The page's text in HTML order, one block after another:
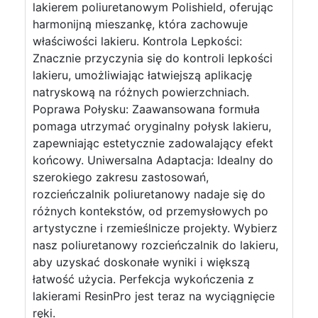
lakierem poliuretanowym Polishield, oferując
harmonijną mieszankę, która zachowuje
właściwości lakieru. Kontrola Lepkości:
Znacznie przyczynia się do kontroli lepkości
lakieru, umożliwiając łatwiejszą aplikację
natryskową na różnych powierzchniach.
Poprawa Połysku: Zaawansowana formuła
pomaga utrzymać oryginalny połysk lakieru,
zapewniając estetycznie zadowalający efekt
końcowy. Uniwersalna Adaptacja: Idealny do
szerokiego zakresu zastosowań,
rozcieńczalnik poliuretanowy nadaje się do
różnych kontekstów, od przemysłowych po
artystyczne i rzemieślnicze projekty. Wybierz
nasz poliuretanowy rozcieńczalnik do lakieru,
aby uzyskać doskonałe wyniki i większą
łatwość użycia. Perfekcja wykończenia z
lakierami ResinPro jest teraz na wyciągnięcie
ręki.